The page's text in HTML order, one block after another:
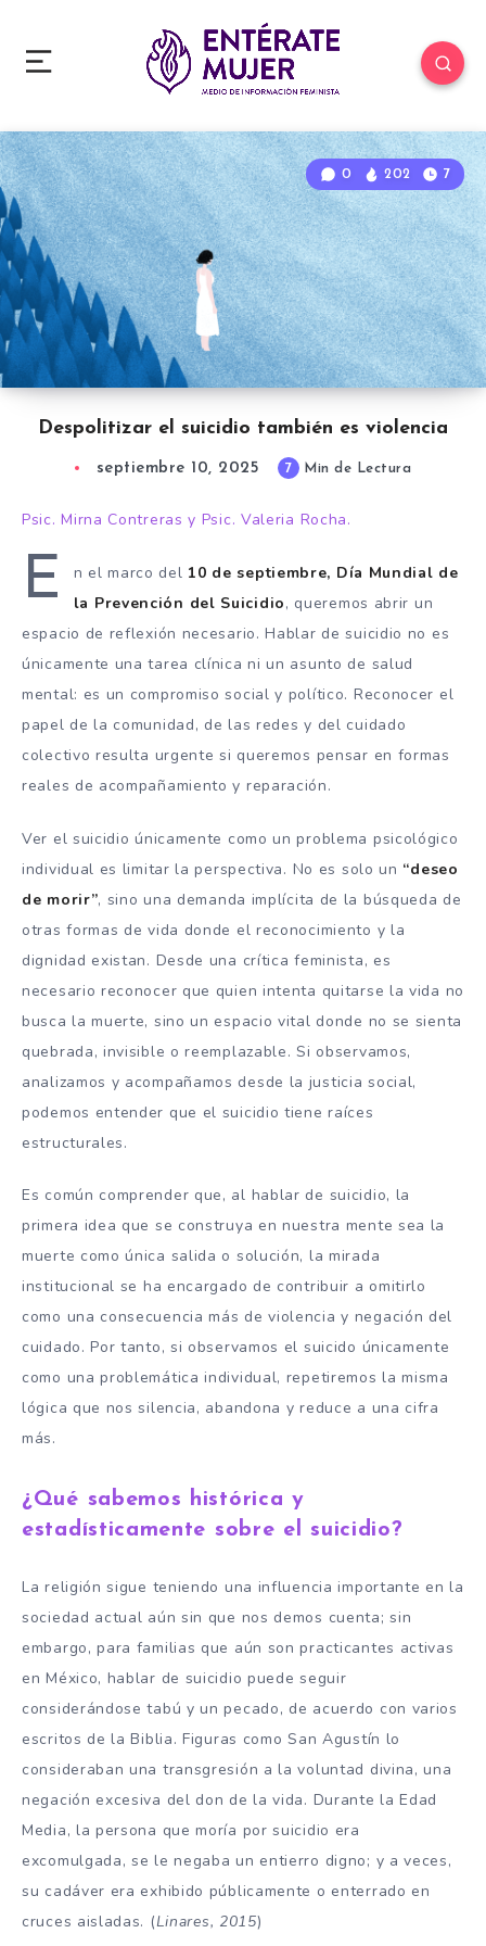
Despolitizar el suicidio también es violencia
0 202 7
septiembre 10, 2025 7 Min de Lectura
Psic. Mirna Contreras y Psic. Valeria Rocha.
E n el marco del 10 de septiembre, Día Mundial de
la Prevención del Suicidio, queremos abrir un
espacio de reflexión necesario. Hablar de suicidio no es
únicamente una tarea clínica ni un asunto de salud
mental: es un compromiso social y político. Reconocer el
papel de la comunidad, de las redes y del cuidado
colectivo resulta urgente si queremos pensar en formas
reales de acompañamiento y reparación.
Ver el suicidio únicamente como un problema psicológico
individual es limitar la perspectiva. No es solo un “deseo
de morir”, sino una demanda implícita de la búsqueda de
otras formas de vida donde el reconocimiento y la
dignidad existan. Desde una crítica feminista, es
necesario reconocer que quien intenta quitarse la vida no
busca la muerte, sino un espacio vital donde no se sienta
quebrada, invisible o reemplazable. Si observamos,
analizamos y acompañamos desde la justicia social,
podemos entender que el suicidio tiene raíces
estructurales.
Es común comprender que, al hablar de suicidio, la
primera idea que se construya en nuestra mente sea la
muerte como única salida o solución, la mirada
institucional se ha encargado de contribuir a omitirlo
como una consecuencia más de violencia y negación del
cuidado. Por tanto, si observamos el suicido únicamente
como una problemática individual, repetiremos la misma
lógica que nos silencia, abandona y reduce a una cifra
más.
¿Qué sabemos histórica y
estadísticamente sobre el suicidio?
La religión sigue teniendo una influencia importante en la
sociedad actual aún sin que nos demos cuenta; sin
embargo, para familias que aún son practicantes activas
en México, hablar de suicidio puede seguir
considerándose tabú y un pecado, de acuerdo con varios
escritos de la Biblia. Figuras como San Agustín lo
consideraban una transgresión a la voluntad divina, una
negación excesiva del don de la vida. Durante la Edad
Media, la persona que moría por suicidio era
excomulgada, se le negaba un entierro digno; y a veces,
su cadáver era exhibido públicamente o enterrado en
cruces aisladas. (Linares, 2015)